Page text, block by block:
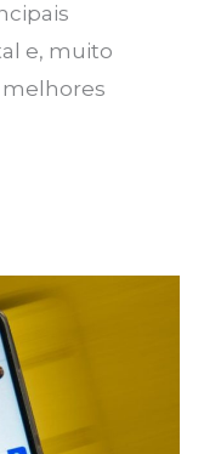
e, muito
melhores